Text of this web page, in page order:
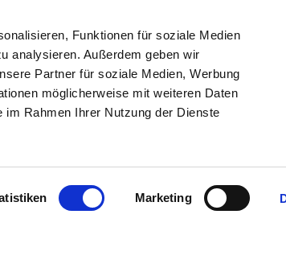
Funktionen für soziale Medien
analysieren. Außerdem geben wir
Partner für soziale Medien, Werbung
möglicherweise mit weiteren Daten
Rahmen Ihrer Nutzung der Dienste
Marketing
(MWh)
6.878
CO2-Ersparnis (Tonnen)
EN